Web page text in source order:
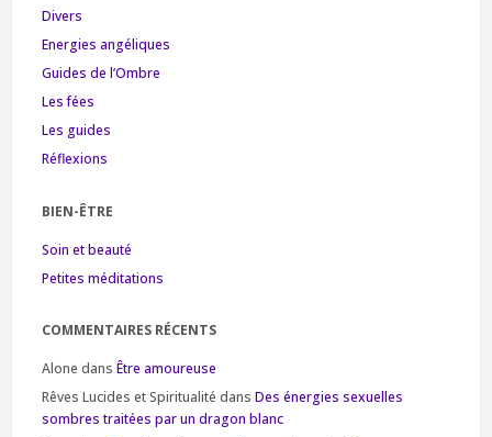
Divers
Energies angéliques
Guides de l’Ombre
Les fées
Les guides
Réflexions
BIEN-ÊTRE
Soin et beauté
Petites méditations
COMMENTAIRES RÉCENTS
Alone dans Être amoureuse
Rêves Lucides et Spiritualité dans Des énergies sexuelles
sombres traitées par un dragon blanc